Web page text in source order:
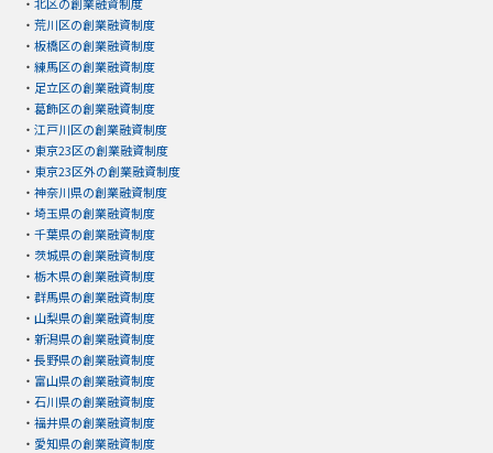
・ 荒川区の創業融資制度
・ 板橋区の創業融資制度
・ 練馬区の創業融資制度
・ 足立区の創業融資制度
・ 葛飾区の創業融資制度
・ 江戸川区の創業融資制度
・ 東京23区の創業融資制度
・ 東京23区外の創業融資制度
・ 神奈川県の創業融資制度
・ 埼玉県の創業融資制度
・ 千葉県の創業融資制度
・ 茨城県の創業融資制度
・ 栃木県の創業融資制度
・ 群馬県の創業融資制度
・ 山梨県の創業融資制度
・ 新潟県の創業融資制度
・ 長野県の創業融資制度
・ 富山県の創業融資制度
・ 石川県の創業融資制度
・ 福井県の創業融資制度
・ 愛知県の創業融資制度